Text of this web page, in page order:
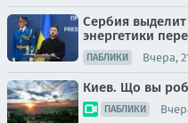
Сербия
энергетики
ПАБЛИКИ Вчера,
Киев. Що вы
ПАБЛИКИ